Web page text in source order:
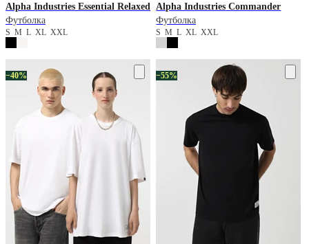
Alpha Industries Essential Relaxed
Футболка
S M L XL XXL
Alpha Industries Commander
Футболка
SMLXLXXL
−40% −55%